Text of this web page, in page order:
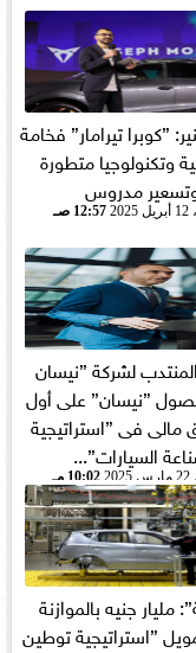
”كوبرا تيرامار” فخامة
وتكنولوجيا متطورة
مدروس
12:57 صـ
لشركة ”نيسان
”نيسان” على أول
مالى فى ”استراتيجية
السيارات”...
10:02 مـ
مليار جنيه بالموازنة
”استراتيجية توطين